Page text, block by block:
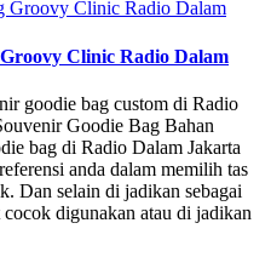
Clinic Radio Dalam
goodie bag custom di Radio
Goodie Bag Bahan
bag di Radio Dalam Jakarta
anda dalam memilih tas
Dan selain di jadikan sebagai
digunakan atau di jadikan